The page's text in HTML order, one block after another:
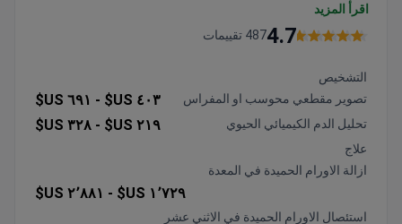
تشخيص FibroScan وتقنيات تنظير متقدمة
لثني قاع المعدة، وإجراءات استئصال المريء
تشخيص شامل يشمل تنظير المعدة مع أخذ خزعة
ومراقبة درجة الحموضة
خطط علاج مخصصة لحالات الجهاز الهضمي المزمنة
اقرأ المزيد
4.7487 تقييمات
التشخيص
تصوير مقطعي محوسب او المفراس
٤٠٣ US$ - ٦٩١ US$
تحليل الدم الكيميائي الحيوي ٢١٩ US$ - ٣٢٨ US$
علاج
ازالة الاورام الحميدة في المعدة
١٬٧٢٩ US$ - ٢٬٨٨١ US$
استئصال الاورام الحميدة في الاثني عشر